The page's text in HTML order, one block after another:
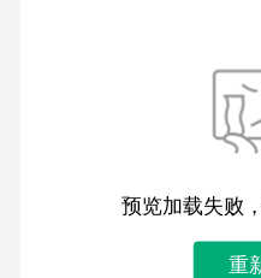
预览加载失败
重